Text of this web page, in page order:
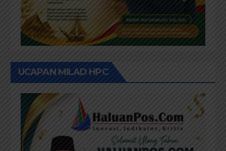
UCAPAN MILAD HPC